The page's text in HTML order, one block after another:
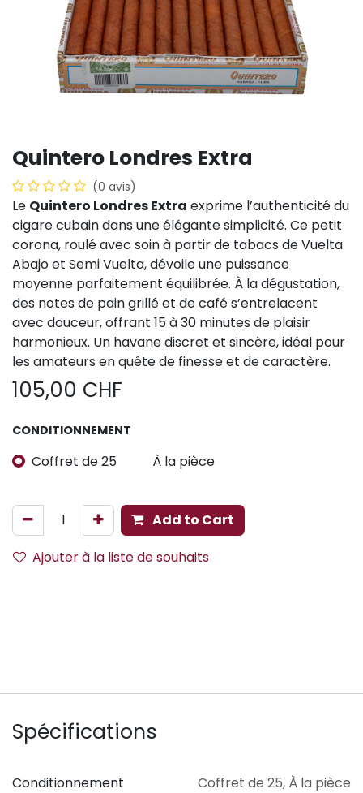
​​Quintero Londres Extra
(0 avis)
Le Quintero Londres Extra exprime l’authenticité du
cigare cubain dans une élégante simplicité. Ce petit
corona, roulé avec soin à partir de tabacs de Vuelta
Abajo et Semi Vuelta, dévoile une puissance
moyenne parfaitement équilibrée. À la dégustation,
des notes de pain grillé et de café s’entrelacent
avec douceur, offrant 15 à 30 minutes de plaisir
harmonieux. Un havane discret et sincère, idéal pour
les amateurs en quête de finesse et de caractère.
105,00 CHF
CONDITIONNEMENT
Coffret de 25 À la pièce
Add to Cart
Ajouter à la liste de souhaits
Spécifications
Conditionnement Coffret de 25, À la pièce